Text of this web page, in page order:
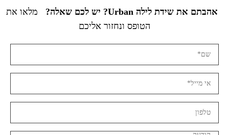
אהבתם את שידת לילה Urban? יש לכם שאלה?
מלאו את
הטופס ונחזור אליכם